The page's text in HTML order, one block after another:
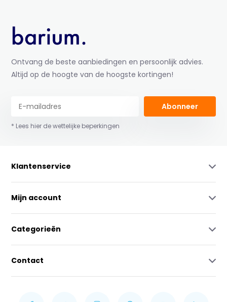
Ontvang de beste aanbiedingen en persoonlijk advies.
Altijd op de hoogte van de hoogste kortingen!
Abonneer
* Lees hier de wettelijke beperkingen
Klantenservice
Mijn account
Categorieën
Contact